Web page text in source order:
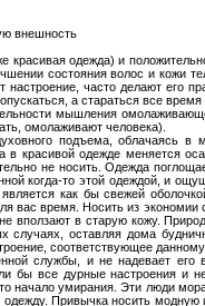
внешность
красивая одежда) и
состояния волос и кожи
часто делают его
а стараться все
мышления
омолаживают человека).
подъема, облачаясь
в красивой одежде меняется
не носить. Одежда
когда-то этой одеждой, и
как бы свежей
вас время. Носить из
вползают в старую кожу.
случаях, оставляя дома
соответствующее
службы, и не надевает
бы все дурные настроения и
начало умирания. Эти люди
Привычка носить модную